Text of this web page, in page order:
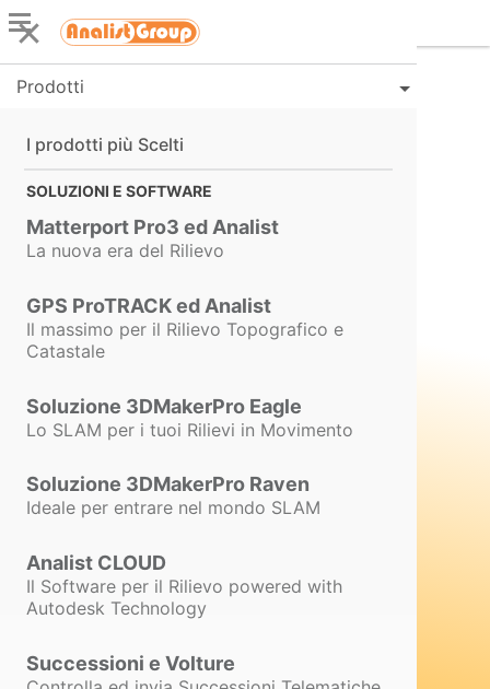
Prodotti
I prodotti più Scelti
SOLUZIONI E SOFTWARE
Matterport Pro3 ed Analist
La nuova era del Rilievo
GPS ProTRACK ed Analist
Il massimo per il Rilievo Topografico e
Catastale
Soluzione 3DMakerPro Eagle
Lo SLAM per i tuoi Rilievi in Movimento
Soluzione 3DMakerPro Raven
Ideale per entrare nel mondo SLAM
Analist CLOUD
Il Software per il Rilievo powered with
Autodesk Technology
Successioni e Volture
Software
Fatturazione,
Preventivi e
Fatture
Elettroniche